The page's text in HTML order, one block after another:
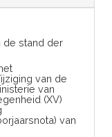
de stand der
van de
van
(XV)
van